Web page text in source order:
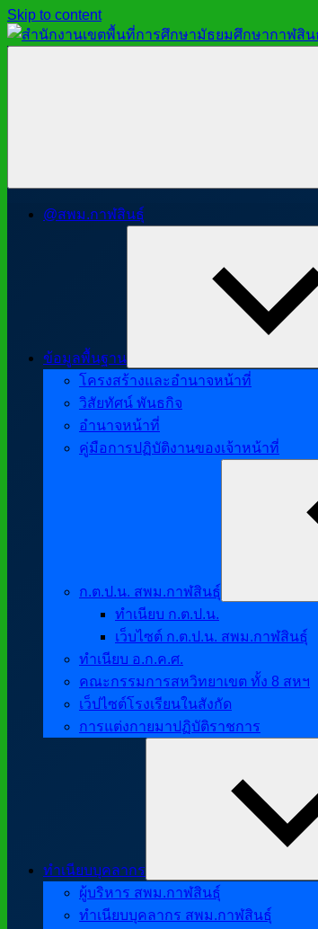
Skip to content
มัธยมศึกษา
กาฬสินธุ์
ศึกษา
มัธยมศึกษา
@สพม.กาฬสินธุ์
ข้อมูลพื้นฐาน
โครงสร้างและอำนาจหน้าที่
วิสัยทัศน์ พันธกิจ
อำนาจหน้าที่
คู่มือการปฏิบัติงานของเจ้าหน้าที่
ก.ต.ป.น. สพม.กาฬสินธุ์
ทำเนียบ ก.ต.ป.น.
เว็บไซต์ ก.ต.ป.น. สพม.กาฬสินธุ์
ทำเนียบ อ.ก.ค.ศ.
คณะกรรมการสหวิทยาเขต ทั้ง 8 สหฯ
เว็ปไซต์โรงเรียนในสังกัด
การแต่งกายมาปฏิบัติราชการ
ทำเนียบบุคลากร
ผู้บริหาร สพม.กาฬสินธุ์
ทำเนียบบุคลากร สพม.กาฬสินธุ์